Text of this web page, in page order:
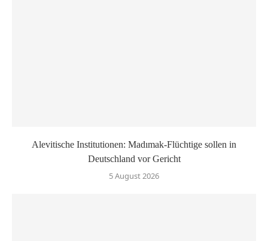
Alevitische Institutionen: Madımak-Flüchtige sollen in
Deutschland vor Gericht
5 August 2026